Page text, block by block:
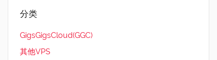
分类
GigsGigsCloud(GGC)
其他VPS